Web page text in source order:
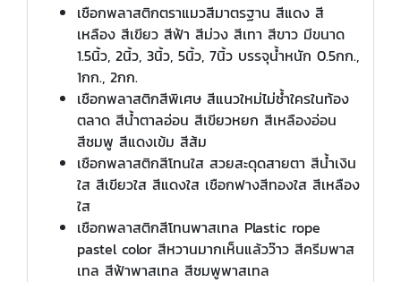
เชือกพลาสติกตราแมวสีมาตรฐาน สีแดง สี
เหลือง สีเขียว สีฟ้า สีม่วง สีเทา สีขาว มีขนาด
1.5นิ้ว, 2นิ้ว, 3นิ้ว, 5นิ้ว, 7นิ้ว บรรจุน้ำหนัก 0.5กก.,
1กก., 2กก.
เชือกพลาสติกสีพิเศษ สีแนวใหม่ไม่ซ้ำใครในท้อง
ตลาด สีน้ำตาลอ่อน สีเขียวหยก สีเหลืองอ่อน
สีชมพู สีแดงเข้ม สีส้ม
เชือกพลาสติกสีโทนใส สวยสะดุดสายตา สีน้ำเงิน
ใส สีเขียวใส สีแดงใส เชือกฟางสีทองใส สีเหลือง
ใส
เชือกพลาสติกสีโทนพาสเทล Plastic rope
pastel color สีหวานมากเห็นแล้วว๊าว สีครีมพาส
เทล สีฟ้าพาสเทล สีชมพูพาสเทล